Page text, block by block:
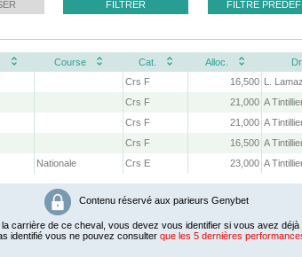
FILTRER FILTRE
Course Cat. Alloc.
Crs F 16,500 L.
Crs F 21,000 A
Crs F 21,000 A
Crs F 16,500 A
Nationale Crs E 23,000 A
Contenu réservé aux parieurs Genybet
carrière de ce cheval, vous devez vous identifier si vous avez
identifié vous ne pouvez consulter que les 5 dernières